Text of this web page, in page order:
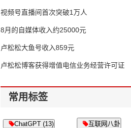
视频号直播间首次突破1万人
8月的自媒体收入约25000元
卢松松大鱼号收入859元
卢松松博客获得增值电信业务经营许可证
常用标签
ChatGPT (13) 互联网八卦